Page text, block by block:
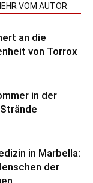
VOM AUTOR
an die
von Torrox
in der
in Marbella:
der